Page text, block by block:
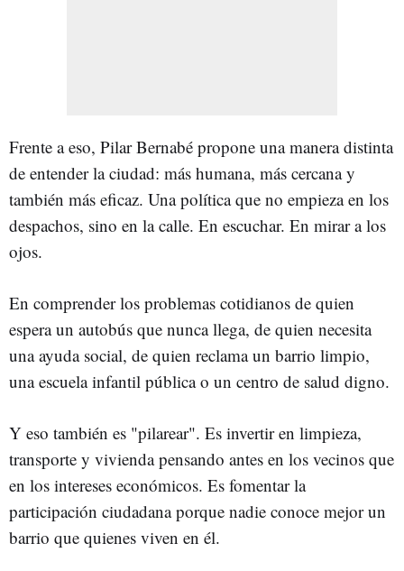
Frente a eso, Pilar Bernabé propone una manera distinta
de entender la ciudad: más humana, más cercana y
también más eficaz. Una política que no empieza en los
despachos, sino en la calle. En escuchar. En mirar a los
ojos.
En comprender los problemas cotidianos de quien
espera un autobús que nunca llega, de quien necesita
una ayuda social, de quien reclama un barrio limpio,
una escuela infantil pública o un centro de salud digno.
Y eso también es "pilarear". Es invertir en limpieza,
transporte y vivienda pensando antes en los vecinos que
en los intereses económicos. Es fomentar la
participación ciudadana porque nadie conoce mejor un
barrio que quienes viven en él.